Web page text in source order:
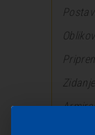
Zidanje